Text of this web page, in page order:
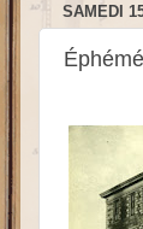
SAMEDI